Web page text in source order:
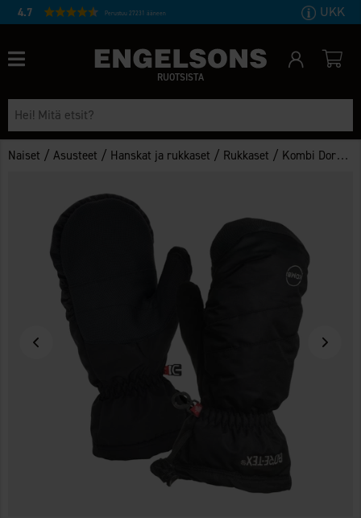
4.7 Perustuu 27231 ääneen UKK
RUOTSISTA
Naiset /Asusteet / Hanskat ja rukkaset / Rukkaset / Kombi Dorado GTX lapaset naisten